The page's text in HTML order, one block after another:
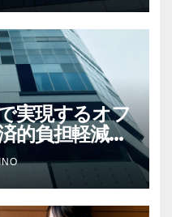
実現するオフ
的負担軽減の